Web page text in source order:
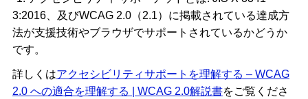
3:2016、及びWCAG 2.0（2.1）に掲載されている達成方
法が支援技術やブラウザでサポートされているかどうか
です。
詳しくはアクセシビリティサポートを理解する – WCAG
2.0 への適合を理解する | WCAG 2.0解説書をご覧くださ